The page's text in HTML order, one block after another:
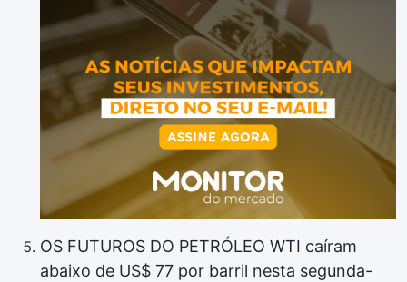
OS FUTUROS DO PETRÓLEO WTI caíram
abaixo de US$ 77 por barril nesta segunda-